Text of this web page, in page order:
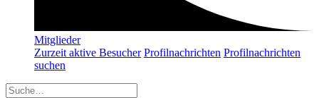
Mitglieder
Zurzeit aktive Besucher Profilnachrichten Profilnachrichten
suchen